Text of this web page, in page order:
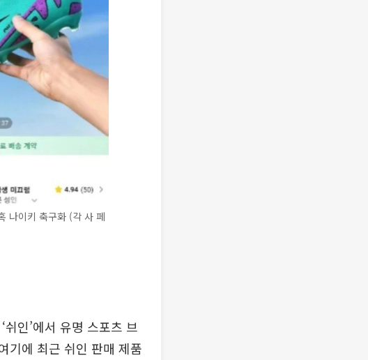
나이키 축구화 (각 사 페
인’에서 유명 스포츠 브
기에 최근 쉬인 판매 제품